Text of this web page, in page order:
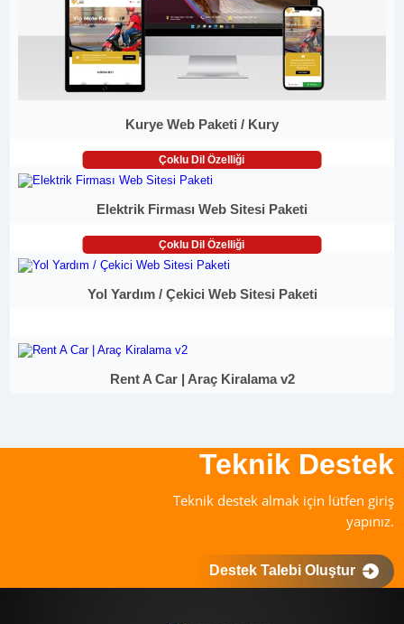
Kurye Web Paketi / Kury
Çoklu Dil Özelliği
Elektrik Firması Web Sitesi Paketi
Çoklu Dil Özelliği
Yol Yardım / Çekici Web Sitesi Paketi
Rent A Car | Araç Kiralama v2
Teknik Destek
Teknik destek almak için lütfen giriş
yapınız.
Destek Talebi Oluştur